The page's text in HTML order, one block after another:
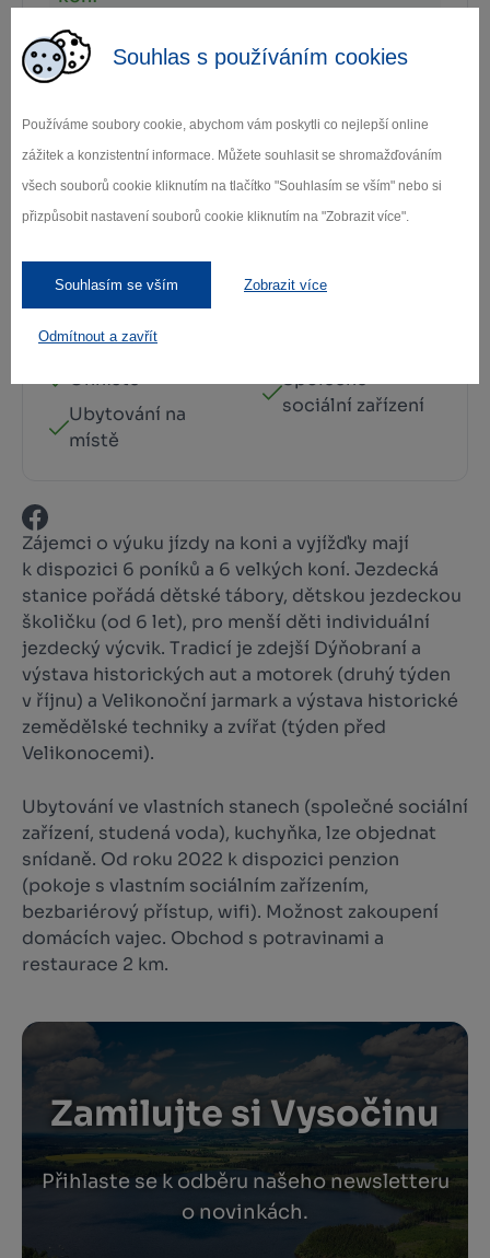
Souhlas s používáním cookies
Používáme soubory cookie, abychom vám poskytli co nejlepší online
zážitek a konzistentní informace. Můžete souhlasit se shromažďováním
všech souborů cookie kliknutím na tlačítko "Souhlasím se vším" nebo si
přizpůsobit nastavení souborů cookie kliknutím na "Zobrazit více".
Souhlasím se vším Zobrazit více
Odmítnout a zavřít
Turistika s
vozem
na koni
Vyjížďky s
klientem
Ano
ubytování
Ohniště
Ubytování na
místě
Společné
sociální zařízení
Zájemci o výuku jízdy na koni a vyjížďky mají
k dispozici 6 poníků a 6 velkých koní. Jezdecká
stanice pořádá dětské tábory, dětskou jezdeckou
školičku (od 6 let), pro menší děti individuální
jezdecký výcvik. Tradicí je zdejší Dýňobraní a
výstava historických aut a motorek (druhý týden
v říjnu) a Velikonoční jarmark a výstava historické
zemědělské techniky a zvířat (týden před
Velikonocemi).
Ubytování ve vlastních stanech (společné sociální
zařízení, studená voda), kuchyňka, lze objednat
snídaně. Od roku 2022 k dispozici penzion
(pokoje s vlastním sociálním zařízením,
bezbariérový přístup, wifi). Možnost zakoupení
domácích vajec. Obchod s potravinami a
restaurace 2 km.
Zamilujte si Vysočinu
Přihlaste se k odběru našeho newsletteru
o novinkách.